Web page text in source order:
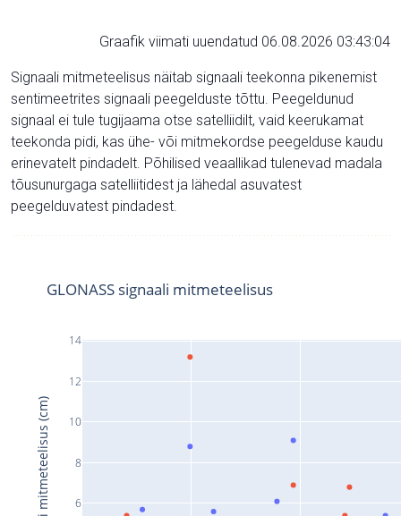
Graafik viimati uuendatud 06.08.2026 03:43:04
Signaali mitmeteelisus näitab signaali teekonna pikenemist
sentimeetrites signaali peegelduste tõttu. Peegeldunud
signaal ei tule tugijaama otse satelliidilt, vaid keerukamat
teekonda pidi, kas ühe- või mitmekordse peegelduse kaudu
erinevatelt pindadelt. Põhilised veaallikad tulenevad madala
tõusunurgaga satelliitidest ja lähedal asuvatest
peegelduvatest pindadest.
6
8
10
12
14
GLONASS signaali mitmeteelisus
Signaali mitmeteelisus (cm)